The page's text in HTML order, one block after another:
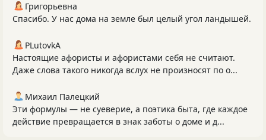
Григорьевна
Спасибо. У нас дома на земле был целый угол ландышей.
PLutоvkА
Настоящие афористы и афористами себя не считают.
Даже слова такого никогда вслух не произносят по о...
Михаил Палецкий
Эти формулы — не суеверие, а поэтика быта, где каждое
действие превращается в знак заботы о доме и д...